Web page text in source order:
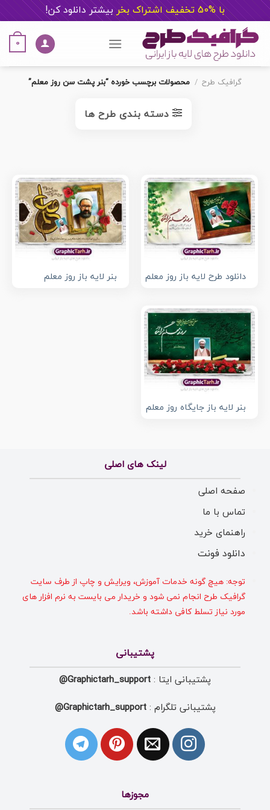
با %50 تخفیف اشتراک بخر بیشتر دانلود کن!
content
0
گرافیک طرح / محصولات برچسب خورده “بنر پشت سن روز معلم”
دسته بندی طرح ها
دانلود طرح لایه باز روز معلم بنر لایه باز روز معلم
بنر لایه باز جایگاه روز معلم
لینک های اصلی
صفحه اصلی
تماس با ما
راهنمای خرید
دانلود فونت
توجه: هیچ گونه خدمات آموزش، ویرایش و چاپ از طرف سایت
گرافیک طرح انجام نمی شود و خریدار می بایست به نرم افزار های
مورد نیاز تسلط کافی داشته باشد.
پشتیبانی
پشتیبانی ایتا : Graphictarh_support@
پشتیبانی تلگرام :Graphictarh_support@
مجوزها